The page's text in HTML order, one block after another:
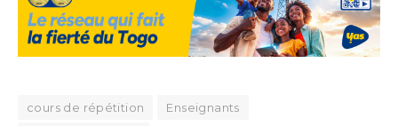
cours de répétition
Enseignants